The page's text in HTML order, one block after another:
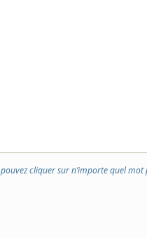
pouvez cliquer sur n’importe quel